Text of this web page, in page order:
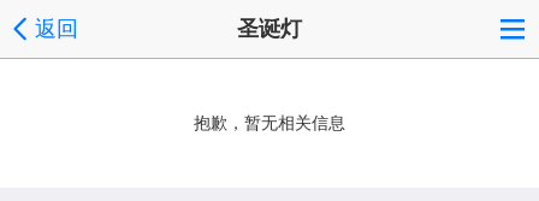
返回 圣诞灯
抱歉，暂无相关信息